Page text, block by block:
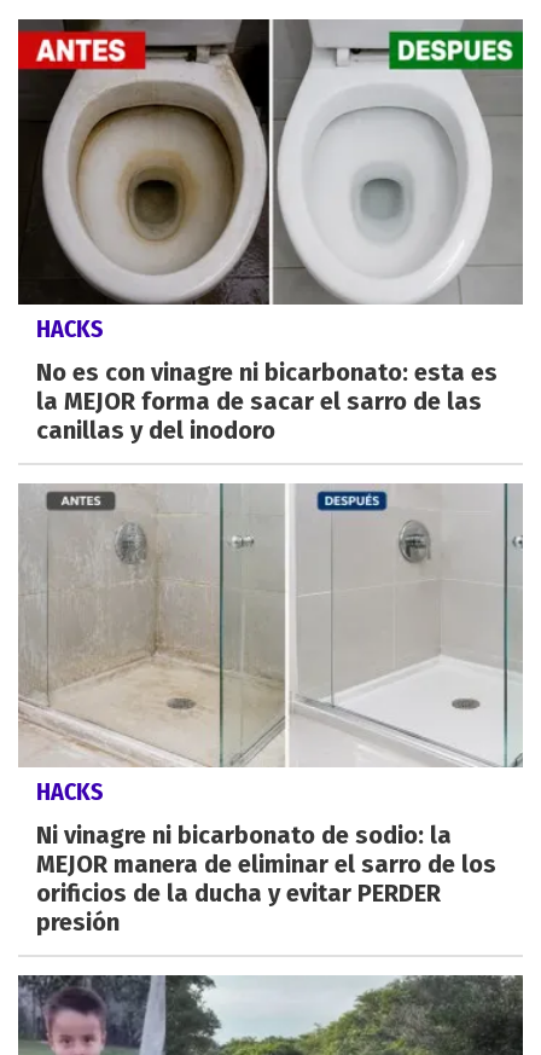
HACKS
No es con vinagre ni bicarbonato: esta es
la MEJOR forma de sacar el sarro de las
canillas y del inodoro
HACKS
Ni vinagre ni bicarbonato de sodio: la
MEJOR manera de eliminar el sarro de los
orificios de la ducha y evitar PERDER
presión